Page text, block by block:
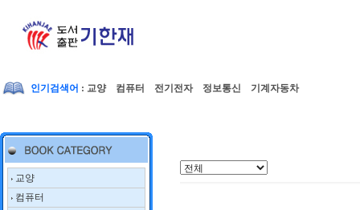
인기검색어 : 교양 컴퓨터 전기전자 정보통신 기계자동차
교양
컴퓨터